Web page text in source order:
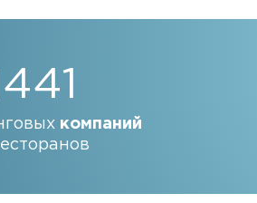
компаний